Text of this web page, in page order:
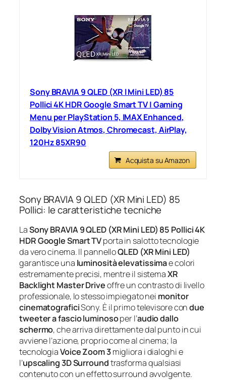
Sony BRAVIA 9 QLED (XR l Mini LED) 85
Pollici 4K HDR Google Smart TV | Gaming
Menu per PlayStation 5, IMAX Enhanced,
Dolby Vision Atmos, Chromecast, AirPlay,
120Hz 85XR90
Acquista su Amazon
Sony BRAVIA 9 QLED (XR Mini LED) 85
Pollici: le caratteristiche tecniche
LaSony BRAVIA 9 QLED (XR Mini LED) 85 Pollici 4K
HDR Google Smart TVporta in salotto tecnologie
da vero cinema. Il pannelloQLED (XR Mini LED)
garantisce una luminosità elevatissimae colori
estremamente precisi, mentre il sistemaXR
Backlight Master Driveoffre un contrasto di livello
professionale, lo stesso impiegato nei monitor
cinematograficiSony. È il primo televisore condue
tweeter a fascio luminosoper l’audio dallo
schermo, che arriva direttamente dal punto in cui
avviene l’azione, proprio come al cinema; la
tecnologiaVoice Zoom 3migliora i dialoghi e
l’upscaling 3D Surroundtrasforma qualsiasi
contenuto con un effetto surround avvolgente.